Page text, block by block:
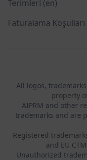
Terimleri (en)
Faturalama Koşulları
All logos,
property
AIPRM and other
trademarks and are
Registered
and EU
Unauthorized